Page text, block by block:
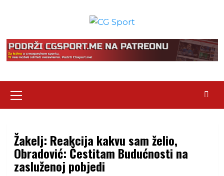
Menu
Žakelj: Reakcija kakvu sam želio,
Obradović: Čestitam Budućnosti na
zasluženoj pobjedi